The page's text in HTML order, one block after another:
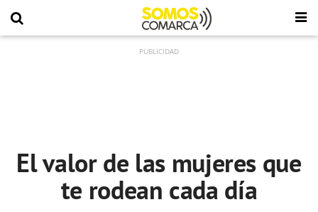
El valor de las mujeres que
te rodean cada día